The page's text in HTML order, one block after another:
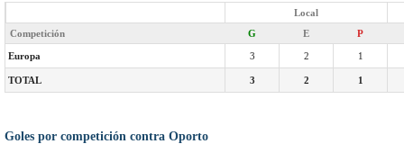
Local
Competición
G E P
Europa 3 2 1
TOTAL 3 2 1
Goles por competición contra Oporto